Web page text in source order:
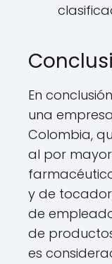
En
una
Colombia,
al por
y de
de
de
es